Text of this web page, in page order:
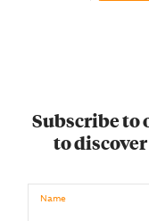
Subscribe to
to
Name